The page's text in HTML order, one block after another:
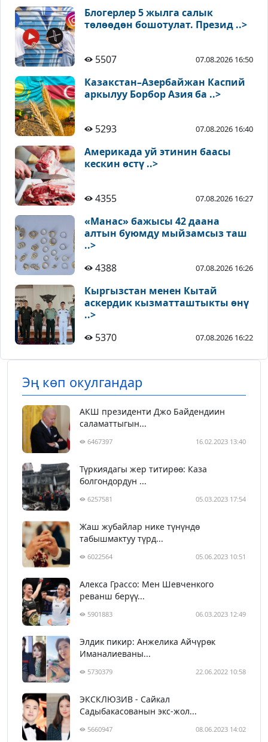
Блогерлер 5 жылга салык
төлөөдөн бошотулат. Презид ..>
5507 07.08.2026 16:50
Казакстан–Азербайжан Каспий
аркылуу Борбор Азия ба ..>
5293 07.08.2026 16:40
Америкада уй этинин баасы
кескин өстү ..>
4355 07.08.2026 16:27
«Манас» бажысы 42 даана
алтын буюмду мыйзамсыз таш
..>
4388
07.08.2026 16:26
Кыргызстан менен Кытай
аскердик кызматташтыкты өнү
..>
5370
07.08.2026 16:22
Эң көп окулгандар
АКШ президенти Джо Байдендиин
саламаттыгын...
6467397 16.02.2023 13:40
Түркиядагы жер титирөө: Каза
болгондордун ...
6257581 05.03.2023 17:54
Жаш жубайлар нике түнүндө
табышмактуу түрд...
6022564 05.06.2023 10:51
Алекса Грассо: Мен Шевченкого
реванш берүү...
5901883 06.03.2023 12:49
Элдик пикир: Анжелика Айчүрөк
Иманалиеваны...
5730379 22.06.2022 10:58
ЭКСКЛЮЗИВ - Сайкал
Садыбакасованын экс-жол...
5660947 08.06.2023 14:02